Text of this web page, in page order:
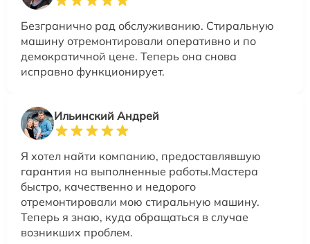
Безгранично рад обслуживанию. Стиральную
машину отремонтировали оперативно и по
демократичной цене. Теперь она снова
исправно функционирует.
Ильинский Андрей
Я хотел найти компанию, предоставлявшую
гарантия на выполненные работы.Мастера
быстро, качественно и недорого
отремонтировали мою стиральную машину.
Теперь я знаю, куда обращаться в случае
возникших проблем.